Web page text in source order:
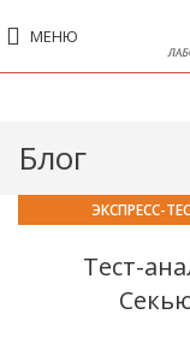
МЕНЮ
Блог
ЭКСПРЕСС-
Тест-